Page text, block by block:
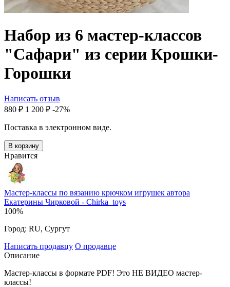
Набор из 6 мастер-классов
"Сафари" из серии Крошки-
Горошки
Написать отзыв
‍880‍ ₽ 1 200 ₽ -27%
Поставка в электронном виде.
В корзину
Нравится
Мастер-классы по вязанию крючком игрушек автора
Екатерины Чирковой - Chirka_toys
100%
Город: RU, Сургут
Написать продавцу О продавце
Описание
Мастер-классы в формате PDF! Это НЕ ВИДЕО мастер-
классы!